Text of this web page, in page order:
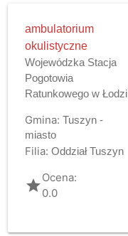
ambulatorium
okulistyczne
Wojewódzka Stacja
Pogotowia
Ratunkowego w Łodzi
Gmina: Tuszyn -
miasto
Filia: Oddział Tuszyn
gradeOcena:
0.0